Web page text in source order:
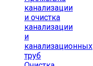
канализации
и очистка
канализации
и
канализационных
труб